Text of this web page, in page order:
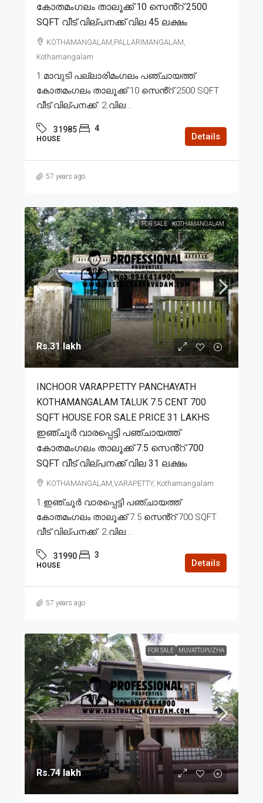
കോതമംഗലം താലൂക്ക് 10 സെൻ്റ് 2500
SQFT വീട് വില്പനക്ക് വില 45 ലക്ഷം
KOTHAMANGALAM,PALLARIMANGALAM,
Kothamangalam
1.മാവുടി പല്ലാരിമംഗലം പഞ്ചായത്ത്
കോതമംഗലം താലൂക്ക് 10 സെൻ്റ് 2500 SQFT
വീട് വില്പനക്ക്. 2.വില...
31985 4
HOUSE Details
57 years ago
FOR SALE KOTHAMANGALAM
Rs.31 lakh
INCHOOR VARAPPETTY PANCHAYATH
KOTHAMANGALAM TALUK 7.5 CENT 700
SQFT HOUSE FOR SALE PRICE 31 LAKHS
ഇഞ്ചൂർ വാരപ്പെട്ടി പഞ്ചായത്ത്
കോതമംഗലം താലൂക്ക് 7.5 സെൻ്റ് 700
SQFT വീട് വില്പനക്ക് വില 31 ലക്ഷം
KOTHAMANGALAM,VARAPETTY, Kothamangalam
1.ഇഞ്ചൂർ വാരപ്പെട്ടി പഞ്ചായത്ത്
കോതമംഗലം താലൂക്ക് 7.5 സെൻ്റ് 700 SQFT
വീട് വില്പനക്ക്. 2.വില...
31990 3
HOUSE Details
57 years ago
FOR SALE MUVATTUPUZHA
Rs.74 lakh